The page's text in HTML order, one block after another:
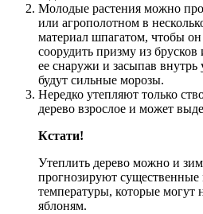
Молодые растения можно
или агрополотном в
материал шпагатом, чтобы
соорудить призму из брусков
ее снаружи и засыпав внутрь
будут сильные морозы.
Нередко утепляют только
дерево взрослое и может
Кстати!
Утеплить дерево можно и
прогнозируют
температуры, которые могут
яблоням.